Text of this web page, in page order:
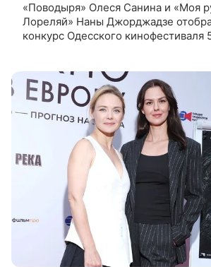
«Поводыря» Олеся Санина и «Моя
Лореляй» Наны Джорджадзе
конкурс Одесского кинофестиваля
программ.